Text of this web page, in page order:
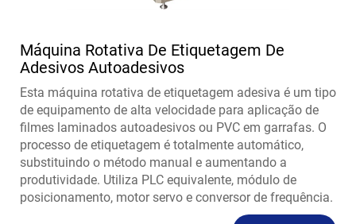
Máquina Rotativa De Etiquetagem De
Adesivos Autoadesivos
Esta máquina rotativa de etiquetagem adesiva é um tipo
de equipamento de alta velocidade para aplicação de
filmes laminados autoadesivos ou PVC em garrafas. O
processo de etiquetagem é totalmente automático,
substituindo o método manual e aumentando a
produtividade. Utiliza PLC equivalente, módulo de
posicionamento, motor servo e conversor de frequência.